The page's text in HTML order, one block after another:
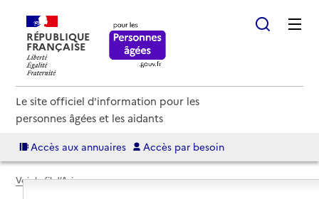
RÉPUBLIQUE
FRANÇAISE
Le site officiel d'information pour les
personnes âgées et les aidants
Accès aux annuaires Accès par besoin
Voir le fil d’Ariane